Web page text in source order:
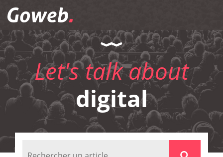
Goweb
Let's talk about
digital